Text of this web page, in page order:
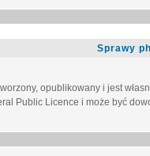
Sprawy
opublikowany i jest
Public Licence i może być